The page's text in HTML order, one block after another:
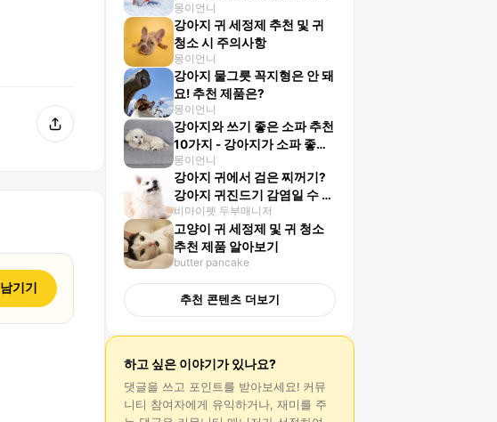
남기기
아요
몽이언니
강아지 귀 세정제 추천 및 귀
청소 시 주의사항
몽이언니
강아지 물그릇 꼭지형은 안 돼
요! 추천 제품은?
몽이언니
강아지와 쓰기 좋은 소파 추천
10가지 - 강아지가 소파 좋아
하는 이유는?
몽이언니
강아지 귀에서 검은 찌꺼기?
강아지 귀진드기 감염일 수 있
어요
비마이펫 두부매니저
고양이 귀 세정제 및 귀 청소
추천 제품 알아보기
butter pancake
추천 콘텐츠 더보기
하고 싶은 이야기가 있나요?
댓글을 쓰고 포인트를 받아보세요! 커뮤
니티 참여자에게 유익하거나, 재미를 주